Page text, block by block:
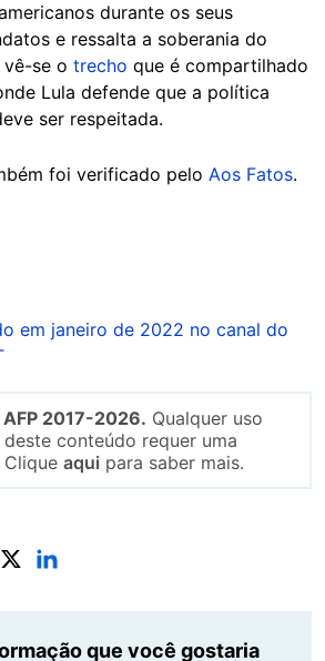
durante os seus
e ressalta a soberania do
vê-se o trecho que é compartilhado
Lula defende que a política
ser respeitada.
foi verificado pelo Aos Fatos.
em janeiro de 2022 no canal do
2017-2026. Qualquer uso
conteúdo requer uma
Clique aqui para saber mais.
que você gostaria